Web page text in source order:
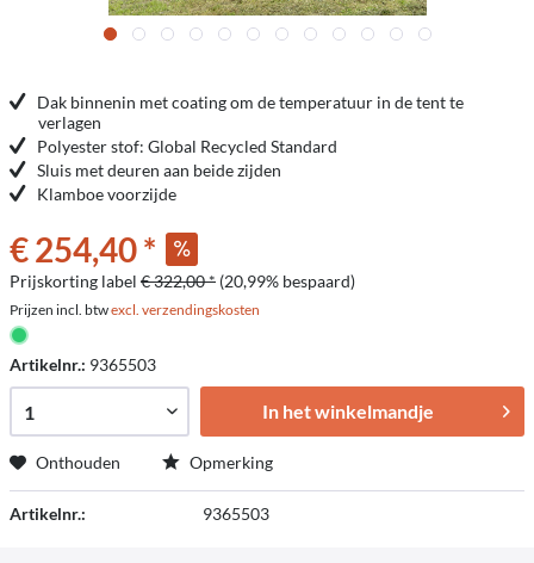
Dak binnenin met coating om de temperatuur in de tent te
verlagen
Polyester stof: Global Recycled Standard
Sluis met deuren aan beide zijden
Klamboe voorzijde
€ 254,40 *
Prijskorting label € 322,00 * (20,99% bespaard)
Prijzen incl. btwexcl. verzendingskosten
Artikelnr.: 9365503
In het winkelmandje
Onthouden Opmerking
Artikelnr.: 9365503